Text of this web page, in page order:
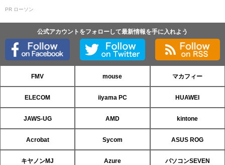
PR ローソン
公式アカウントをフォローして最新情報を手に入れよう
FMV mouse マカフィー
ELECOM iiyama PC HUAWEI
JAWS-UG AMD kintone
Acrobat Sycom ASUS ROG
キヤノンMJ Azure パソコンSEVEN